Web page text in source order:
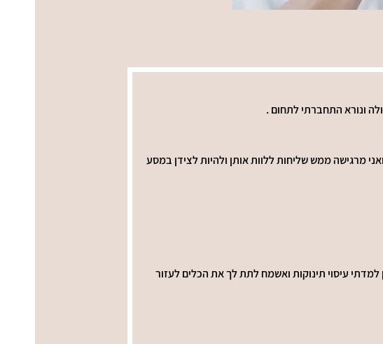
מרגישה ממש שליחות ללוות אותן ולהיות לצידן במסע
למדתי עיסוי תינוקות ואשמח לתת לך את הכלים לעזור